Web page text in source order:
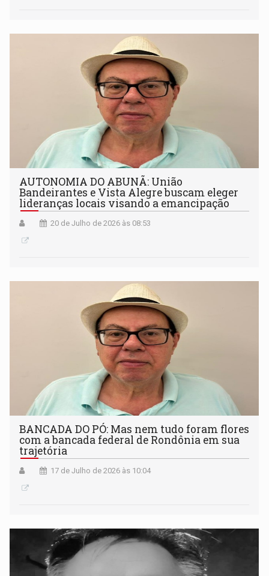
AUTONOMIA DO ABUNÃ: União
Bandeirantes e Vista Alegre buscam eleger
lideranças locais visando a emancipação
20 de Julho de 2026 às 08:53
BANCADA DO PÓ: Mas nem tudo foram flores
com a bancada federal de Rondônia em sua
trajetória
17 de Julho de 2026 às 10:04